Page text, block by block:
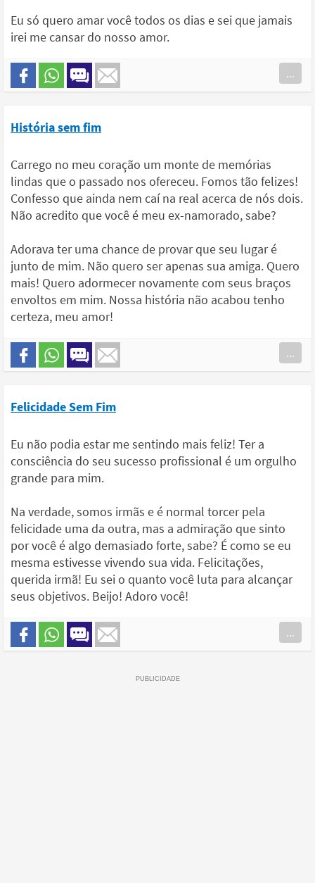
Eu só quero amar você todos os dias e sei que jamais
irei me cansar do nosso amor.
...
História sem fim
Carrego no meu coração um monte de memórias
lindas que o passado nos ofereceu. Fomos tão felizes!
Confesso que ainda nem caí na real acerca de nós dois.
Não acredito que você é meu ex-namorado, sabe?
Adorava ter uma chance de provar que seu lugar é
junto de mim. Não quero ser apenas sua amiga. Quero
mais! Quero adormecer novamente com seus braços
envoltos em mim. Nossa história não acabou tenho
certeza, meu amor!
...
Felicidade Sem Fim
Eu não podia estar me sentindo mais feliz! Ter a
consciência do seu sucesso profissional é um orgulho
grande para mim.
Na verdade, somos irmãs e é normal torcer pela
felicidade uma da outra, mas a admiração que sinto
por você é algo demasiado forte, sabe? É como se eu
mesma estivesse vivendo sua vida. Felicitações,
querida irmã! Eu sei o quanto você luta para alcançar
seus objetivos. Beijo! Adoro você!
...